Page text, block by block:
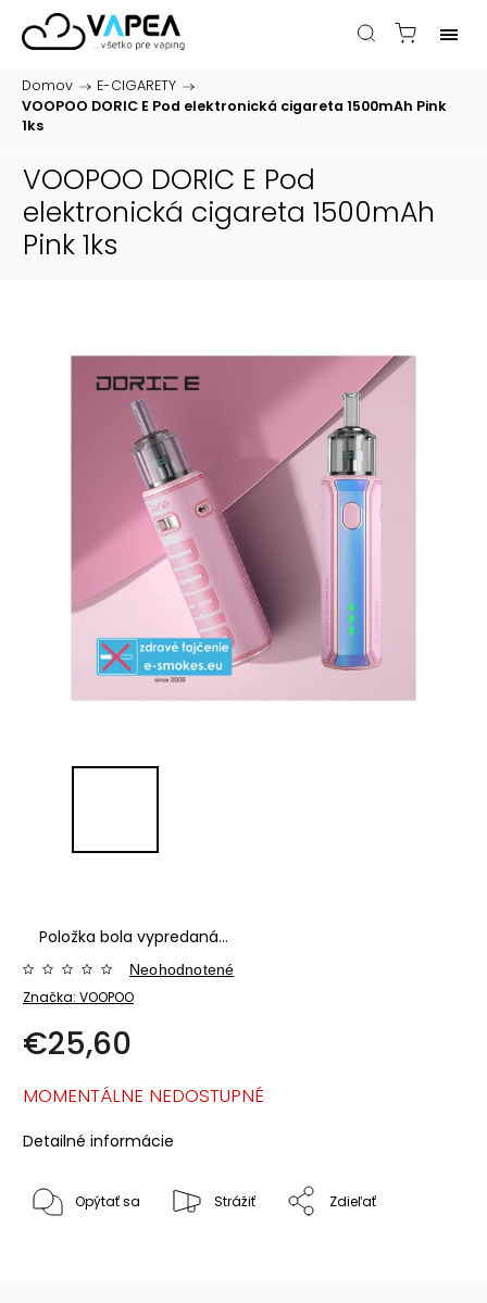
Domov / E-CIGARETY /
VOOPOO DORIC E Pod elektronická cigareta 1500mAh Pink
1ks
VOOPOO DORIC E Pod
elektronická cigareta 1500mAh
Pink 1ks
Položka bola vypredaná…
Značka: VOOPOO
Neohodnotené
€25,60
MOMENTÁLNE NEDOSTUPNÉ
Detailné informácie
Opýtať sa Strážiť Zdieľať